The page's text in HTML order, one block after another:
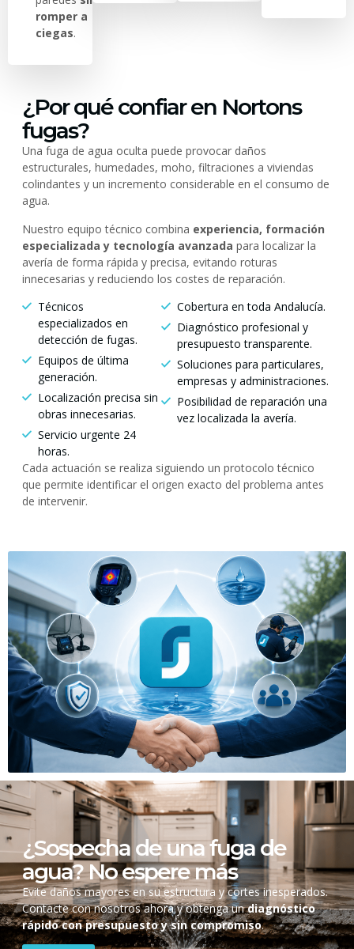
romper a
ciegas.
¿Por qué confiar en Nortons
fugas?
Una fuga de agua oculta puede provocar daños
estructurales, humedades, moho, filtraciones a viviendas
colindantes y un incremento considerable en el consumo de
agua.
Nuestro equipo técnico combina experiencia, formación
especializada y tecnología avanzada para localizar la
avería de forma rápida y precisa, evitando roturas
innecesarias y reduciendo los costes de reparación.
Técnicos
especializados en
detección de fugas.
Equipos de última
generación.
Localización precisa sin
obras innecesarias.
Servicio urgente 24
horas.
Cobertura en toda Andalucía.
Diagnóstico profesional y
presupuesto transparente.
Soluciones para particulares,
empresas y administraciones.
Posibilidad de reparación una
vez localizada la avería.
Cada actuación se realiza siguiendo un protocolo técnico
que permite identificar el origen exacto del problema antes
de intervenir.
¿Sospecha de una fuga de
agua? No espere más
Evite daños mayores en su estructura y cortes inesperados.
Contacte con nosotros ahora y obtenga undiagnóstico
rápido con presupuesto y sin compromiso.